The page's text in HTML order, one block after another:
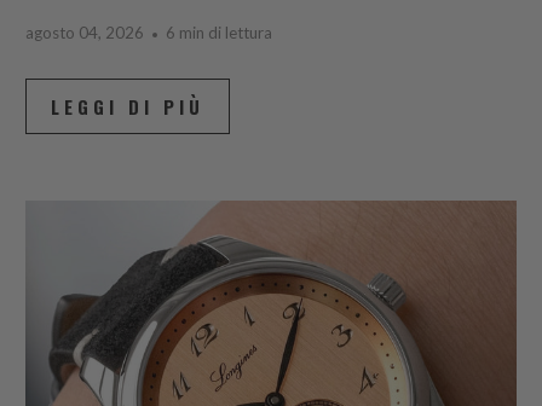
agosto 04, 2026 6 min di lettura
LEGGI DI PIÙ